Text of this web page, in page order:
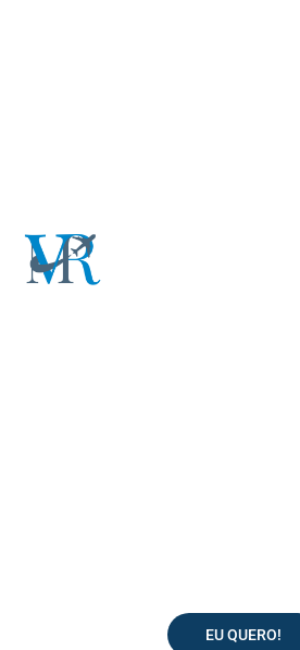
EU QUERO!